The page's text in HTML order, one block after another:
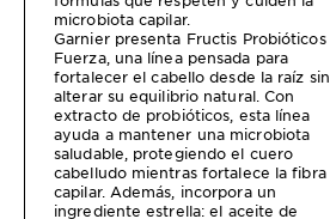
microbiota capilar.
Garnier presenta Fructis Probióticos
Fuerza, una línea pensada para
fortalecer el cabello desde la raíz sin
alterar su equilibrio natural. Con
extracto de probióticos, esta línea
ayuda a mantener una microbiota
saludable, protegiendo el cuero
cabelludo mientras fortalece la fibra
capilar. Además, incorpora un
ingrediente estrella: el aceite de